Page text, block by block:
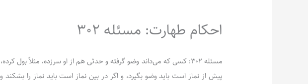
احکام طهارت: مسئله 302
مسئله 302: کسى که مى‌داند وضو گرفته و حدثى هم از او سرزده، مثلاً بول
پیش از نماز است باید وضو بگیرد، و اگر در بین نماز است باید نماز را بشکند